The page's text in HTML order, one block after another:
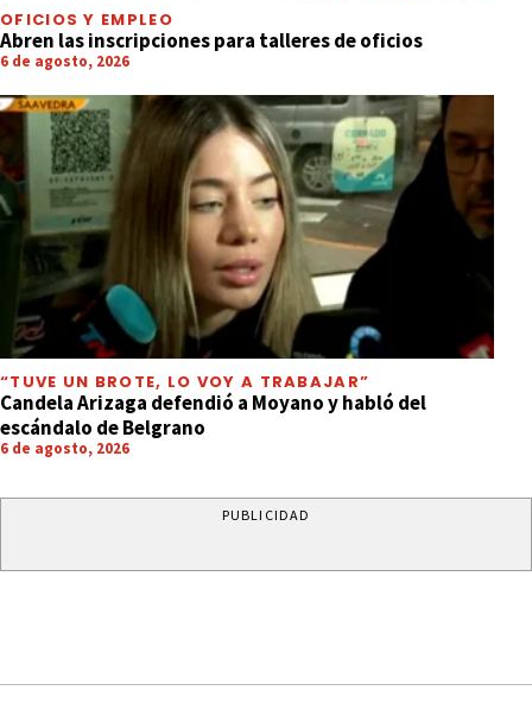
OFICIOS Y EMPLEO
Abren las inscripciones para talleres de oficios
6 de agosto, 2026
“TUVE UN BROTE, LO VOY A TRABAJAR”
Candela Arizaga defendió a Moyano y habló del
escándalo de Belgrano
6 de agosto, 2026
PUBLICIDAD